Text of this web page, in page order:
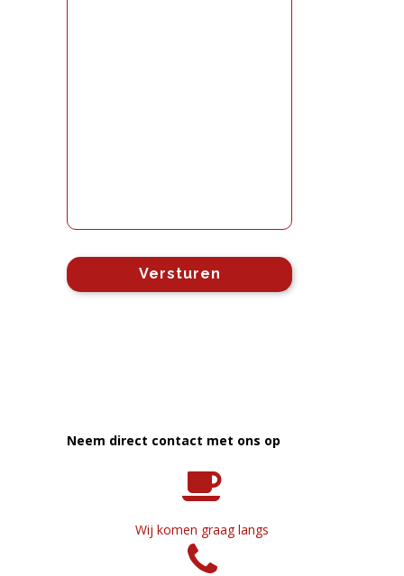
Neem direct contact met ons op
Wij komen graag langs